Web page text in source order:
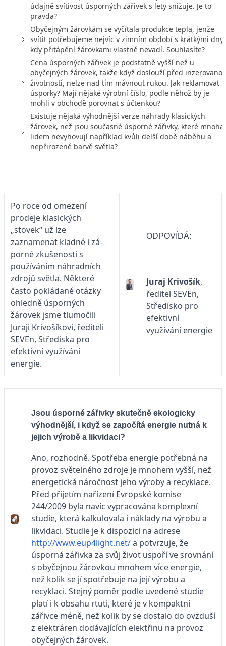
údajně svítivost úsporných zářivek s lety snižuje. Je to
pravda?
Obyčejným žárovkám se vyčítala produkce tepla, jenže
svítit potřebujeme nejvíc v zimním období s krátkými dny,
kdy přitápění žárovkami vlastně nevadí. Souhlasíte?
Cena úsporných zářivek je podstatně vyšší než u
obyčejných žárovek, takže když doslouží před
životností, nelze nad tím mávnout rukou. Jak reklamovat
úsporky? Mají nějaké výrobní číslo, podle něhož by je
mohli v obchodě porovnat s účtenkou?
Existuje nějaká výhodnější verze náhrady klasických
žárovek, než jsou současné úsporné zářivky, které mnoha
lidem nevyhovují například kvůli delší době náběhu a
nepřirozené barvě světla?
Po roce od omezení
prodeje klasických
„stovek“ už lze
zaznamenat kladné i zá­
porné zkušenosti s
používáním náhradních
zdrojů světla. Některé
často pokládané otázky
ohledně úsporných
žárovek jsme tlumočili
Juraji Krivošíkovi, řediteli
SEVEn, Střediska pro
efektivní využívání
energie.
ODPOVÍDÁ:
Juraj Krivošík,
ředitel SEVEn,
Středisko pro
efektivní
využívání energie
Jsou úsporné zářivky skutečně ekologicky
výhodnější, i když se započítá energie nutná k
jejich výrobě a likvidaci?
Ano, rozhodně. Spotřeba energie potřebná na
provoz světelného zdroje je mnohem vyšší, než
energetická náročnost jeho výroby a recyklace.
Před přijetím nařízení Evropské komise
244/2009 byla navíc vypracována komplexní
studie, která kalkulovala i náklady na výrobu a
likvidaci. Studie je k dispozici na adrese
http://www.eup4light.net/a potvrzuje, že
úsporná zářivka za svůj život uspoří ve srovnání
s obyčejnou žárovkou mnohem více energie,
než kolik se jí spotřebuje na její výrobu a
recyklaci. Stejný poměr podle uvedené studie
platí i k obsahu rtuti, které je v kompaktní
zářivce méně, než kolik by se dostalo do ovzduší
z elektráren dodávajících elektřinu na provoz
obyčejných žárovek.